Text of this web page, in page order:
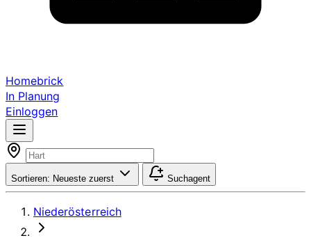
Homebrick
In Planung
Einloggen
Sortieren: Neueste zuerst Suchagent
Niederösterreich